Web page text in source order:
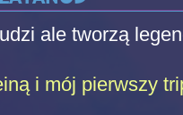
ale tworzą
i mój pierwszy